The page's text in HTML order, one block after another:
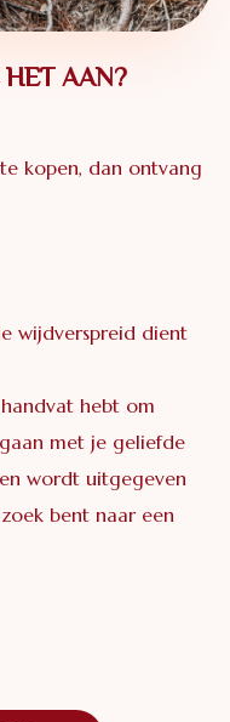
AAN?
kopen, dan ontvang
wijdverspreid dient
hebt om
met je geliefde
wordt uitgegeven
bent naar een